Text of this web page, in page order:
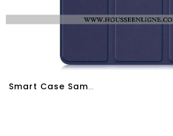
Smart Case Samsung Galaxy Tab S11 Ultra Trois Volets